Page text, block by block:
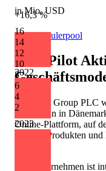
2022
2023
in Mio. USD
16
14
12
10
8
6
4
2
+16,3 %
Quelle: Eulerpool
TrustPilot
Trustpilot Group PLC
Mühlmann in
Online-Plattform, auf
Firmen, Produkten
Das Unternehmen ist